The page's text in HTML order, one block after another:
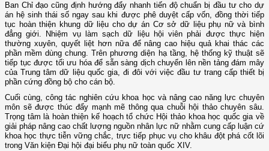
Ban Chỉ đạo cũng định hướng đẩy nhanh tiến độ chuẩn bị đầu tư cho dự
án hệ sinh thái số ngay sau khi được phê duyệt cấp vốn, đồng thời tiếp
tục hoàn thiện khung dữ liệu cho dự án Cơ sở dữ liệu phụ nữ và bình
đẳng giới. Nhiệm vụ làm sạch dữ liệu hội viên phải được thực hiện
thường xuyên, quyết liệt hơn nữa để nâng cao hiệu quả khai thác các
phần mềm dùng chung. Trên phương diện hạ tầng, hệ thống kỹ thuật sẽ
tiếp tục được tối ưu hóa để sẵn sàng dịch chuyển lên nền tảng đám mây
của Trung tâm dữ liệu quốc gia, đi đôi với việc đầu tư trang cấp thiết bị
phần cứng đồng bộ cho cán bộ.
Cuối cùng, công tác nghiên cứu khoa học và nâng cao năng lực chuyên
môn sẽ được thúc đẩy mạnh mẽ thông qua chuỗi hội thảo chuyên sâu.
Trọng tâm là hoàn thiện kế hoạch tổ chức Hội thảo khoa học quốc gia về
giải pháp nâng cao chất lượng nguồn nhân lực nữ nhằm cung cấp luận cứ
khoa học thực tiễn vững chắc, trực tiếp phục vụ cho khâu đột phá cốt lõi
trong Văn kiện Đại hội đại biểu phụ nữ toàn quốc XIV.